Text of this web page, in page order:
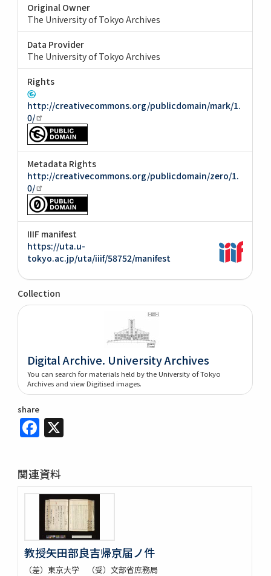
Original Owner
The University of Tokyo Archives
Data Provider
The University of Tokyo Archives
Rights
http://creativecommons.org/publicdomain/mark/1.
0/
Metadata Rights
http://creativecommons.org/publicdomain/zero/1.
0/
IIIF manifest
https://uta.u-
tokyo.ac.jp/uta/iiif/58752/manifest
Collection
Digital Archive. University Archives
You can search for materials held by the University of Tokyo
Archives and view Digitised images.
share
Facebook
関連資料
教授矢田部良吉帰京届ノ件
（差）東京大学 （受）文部省庶務局